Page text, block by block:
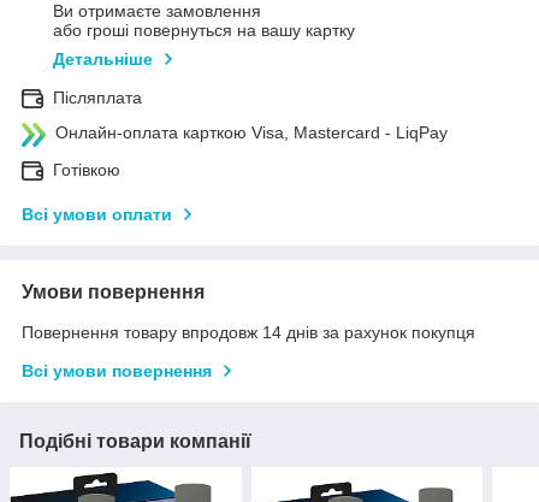
Ви отримаєте замовлення
або гроші повернуться на вашу картку
Детальніше
Післяплата
Онлайн-оплата карткою Visa, Mastercard - LiqPay
Готівкою
Всі умови оплати
Умови повернення
Повернення товару впродовж 14 днів за рахунок покупця
Всі умови повернення
Подібні товари компанії